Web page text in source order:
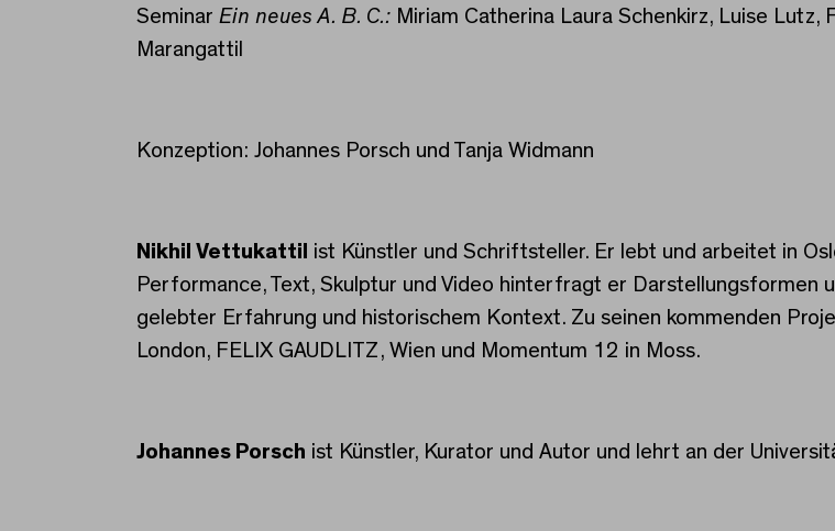
Seminar Ein neues A. B. C.: Miriam Catherina Laura Schenkirz, Luise Lutz,
Marangattil
Konzeption: Johannes Porsch und Tanja Widmann
Nikhil Vettukattil ist Künstler und Schriftsteller. Er lebt und arbeitet in
Performance, Text, Skulptur und Video hinterfragt er Darstellungsformen
gelebter Erfahrung und historischem Kontext. Zu seinen kommenden
London, FELIX GAUDLITZ, Wien und Momentum 12 in Moss.
Johannes Porsch ist Künstler, Kurator und Autor und lehrt an der